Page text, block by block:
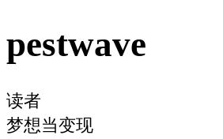
pestwave
读者
梦想当变现